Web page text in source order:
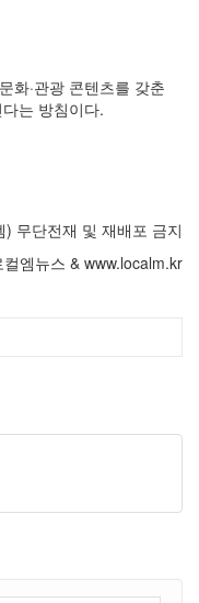
화·관광 콘텐츠를 갖춘
는 방침이다.
무단전재 및 재배포 금지
엠뉴스 & www.localm.kr